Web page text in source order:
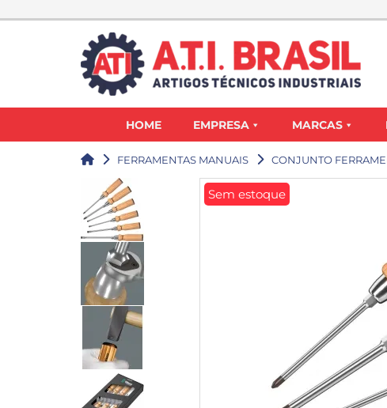
HOME EMPRESA MARCAS
FERRAMENTAS MANUAIS CONJUNTO
Sem estoque